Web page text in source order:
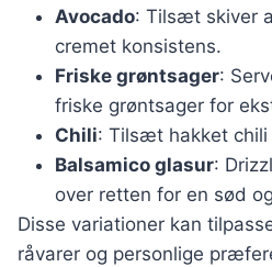
Avocado: Tilsæt skiver
cremet konsistens.
Friske grøntsager:
friske grøntsager for
Chili: Tilsæt hakket
Balsamico glasur:
over retten for en sød
Disse variationer kan
råvarer og personlige